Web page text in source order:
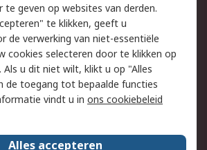
Email veiligheid
Websitevoorwaarden
te geven op websites van derden.
te klikken, geeft u
de verwerking van niet-essentiële
cookies selecteren door te klikken op
Als u dit niet wilt, klikt u op "Alles
de toegang tot bepaalde functies
vindt u in ons cookiebeleid
Alles accepteren